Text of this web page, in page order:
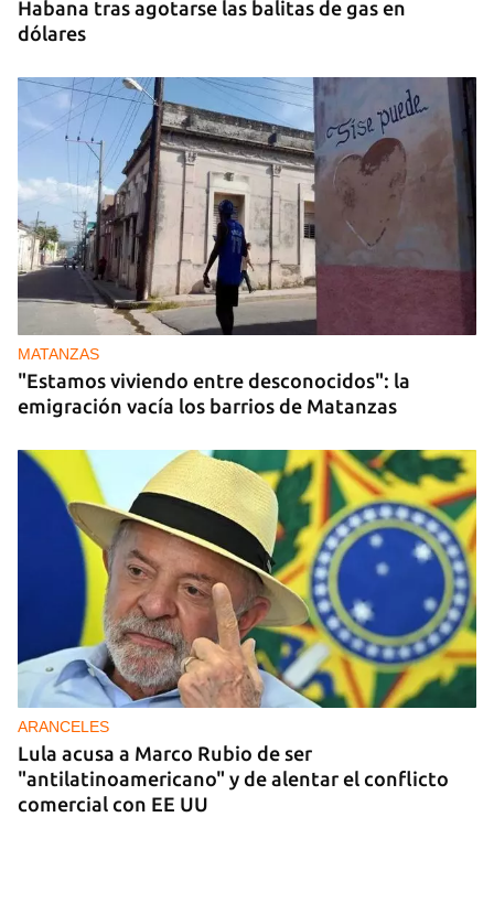
Habana tras agotarse las balitas de gas en
dólares
MATANZAS
"Estamos viviendo entre desconocidos": la
emigración vacía los barrios de Matanzas
ARANCELES
Lula acusa a Marco Rubio de ser
"antilatinoamericano" y de alentar el conflicto
comercial con EE UU